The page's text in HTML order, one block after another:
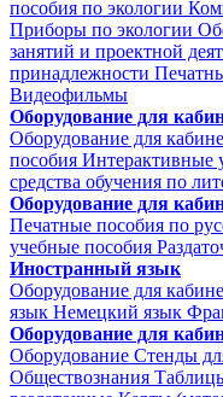
пособия по экологии
Приборы по экологии
занятий и проектной
принадлежности
Видеофильмы
Оборудование для
Оборудование для
пособия Интерактивные
средства обучения по
Оборудование для
Печатные пособия по
учебные пособия
Иностранный язык
Оборудование для
язык Немецкий язык
Оборудование для
Оборудование Стенды
Обществознания